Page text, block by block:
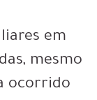
em
mesmo
ocorrido